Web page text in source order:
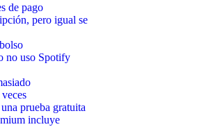
de pago
pero igual se
no uso Spotify
prueba gratuita
incluye